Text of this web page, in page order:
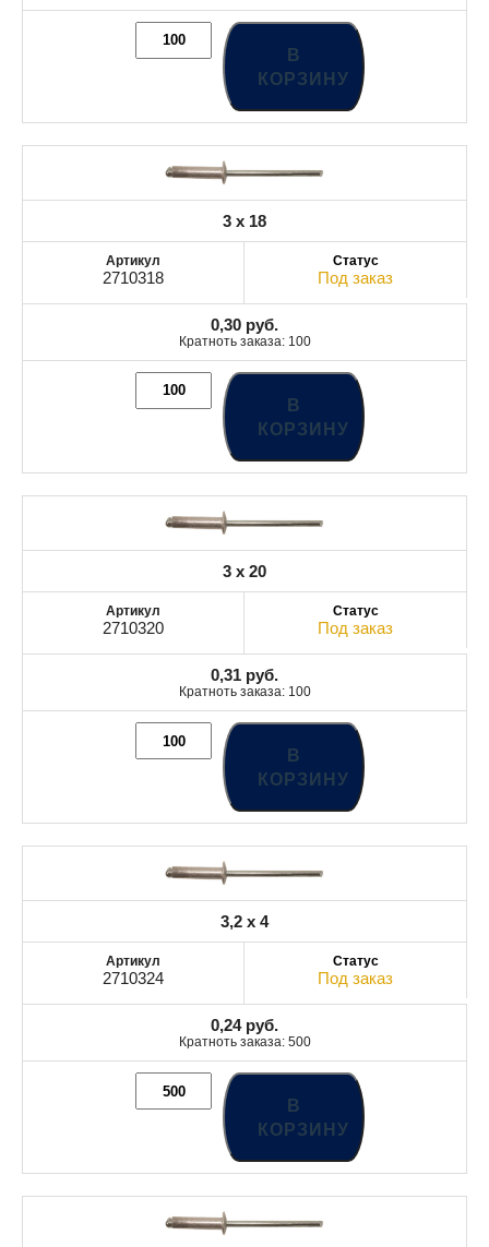
В
КОРЗИНУ
3 x 18
2710318 Под заказ
0,30 руб.
Кратноть заказа: 100
В
КОРЗИНУ
3 x 20
2710320 Под заказ
0,31 руб.
Кратноть заказа: 100
В
КОРЗИНУ
3,2 x 4
2710324 Под заказ
0,24 руб.
Кратноть заказа: 500
В
КОРЗИНУ